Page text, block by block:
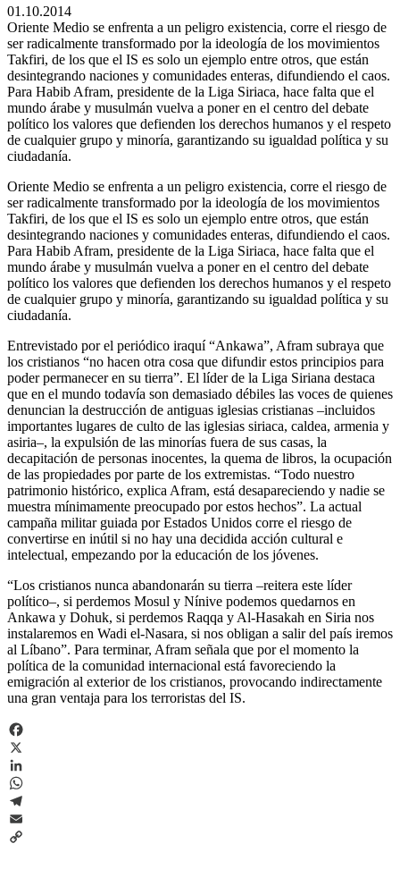
01.10.2014
Oriente Medio se enfrenta a un peligro existencia, corre el riesgo de
ser radicalmente transformado por la ideología de los movimientos
Takfiri, de los que el IS es solo un ejemplo entre otros, que están
desintegrando naciones y comunidades enteras, difundiendo el caos.
Para Habib Afram, presidente de la Liga Siriaca, hace falta que el
mundo árabe y musulmán vuelva a poner en el centro del debate
político los valores que defienden los derechos humanos y el respeto
de cualquier grupo y minoría, garantizando su igualdad política y su
ciudadanía.
Oriente Medio se enfrenta a un peligro existencia, corre el riesgo de
ser radicalmente transformado por la ideología de los movimientos
Takfiri, de los que el IS es solo un ejemplo entre otros, que están
desintegrando naciones y comunidades enteras, difundiendo el caos.
Para Habib Afram, presidente de la Liga Siriaca, hace falta que el
mundo árabe y musulmán vuelva a poner en el centro del debate
político los valores que defienden los derechos humanos y el respeto
de cualquier grupo y minoría, garantizando su igualdad política y su
ciudadanía.
Entrevistado por el periódico iraquí “Ankawa”, Afram subraya que
los cristianos “no hacen otra cosa que difundir estos principios para
poder permanecer en su tierra”. El líder de la Liga Siriana destaca
que en el mundo todavía son demasiado débiles las voces de quienes
denuncian la destrucción de antiguas iglesias cristianas –incluidos
importantes lugares de culto de las iglesias siriaca, caldea, armenia y
asiria–, la expulsión de las minorías fuera de sus casas, la
decapitación de personas inocentes, la quema de libros, la ocupación
de las propiedades por parte de los extremistas. “Todo nuestro
patrimonio histórico, explica Afram, está desapareciendo y nadie se
muestra mínimamente preocupado por estos hechos”. La actual
campaña militar guiada por Estados Unidos corre el riesgo de
convertirse en inútil si no hay una decidida acción cultural e
intelectual, empezando por la educación de los jóvenes.
“Los cristianos nunca abandonarán su tierra –reitera este líder
político–, si perdemos Mosul y Nínive podemos quedarnos en
Ankawa y Dohuk, si perdemos Raqqa y Al-Hasakah en Siria nos
instalaremos en Wadi el-Nasara, si nos obligan a salir del país iremos
al Líbano”. Para terminar, Afram señala que por el momento la
política de la comunidad internacional está favoreciendo la
emigración al exterior de los cristianos, provocando indirectamente
una gran ventaja para los terroristas del IS.
Facebook
X
LinkedIn
WhatsApp
Telegram
Email